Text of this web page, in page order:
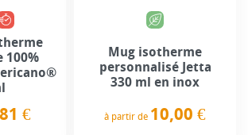
€
Mug isotherme
personnalisé Jetta
330 ml en inox
à partir de 10,00 €